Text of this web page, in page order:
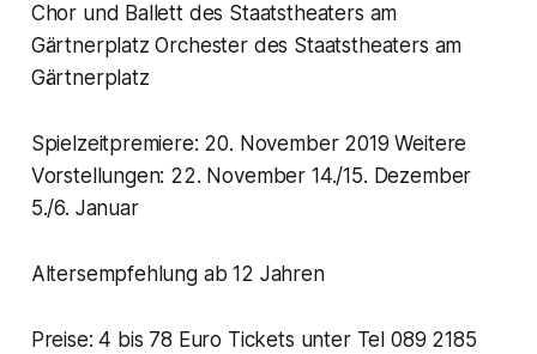
Chor und Ballett des Staatstheaters am
Gärtnerplatz Orchester des Staatstheaters am
Gärtnerplatz
Spielzeitpremiere: 20. November 2019 Weitere
Vorstellungen: 22. November 14./15. Dezember
5./6. Januar
Altersempfehlung ab 12 Jahren
Preise: 4 bis 78 Euro Tickets unter Tel 089 2185